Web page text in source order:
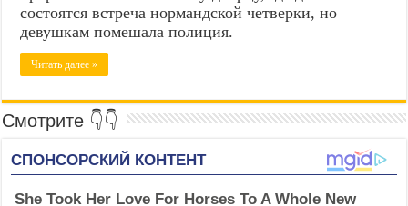
состоятся встреча нормандской четверки, но
девушкам помешала полиция.
Читать далее »
Смотрите 👇👇